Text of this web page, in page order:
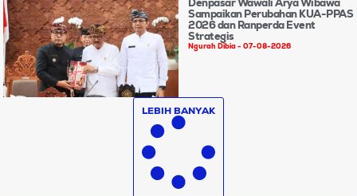
Denpasar Wawali Arya Wibawa
Sampaikan Perubahan KUA-PPAS
2026 dan Ranperda Event
Strategis
Ngurah Dibia 07-08-2026
LEBIH BANYAK